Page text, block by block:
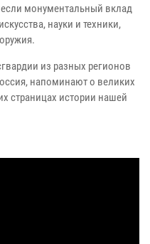
монументальный вклад
науки и техники,
из разных регионов
напоминают о великих
страницах истории нашей